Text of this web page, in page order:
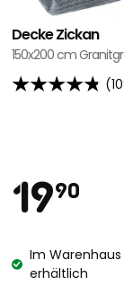
Decke Zickan
150x200 cm
4.8
basierend
auf
Bewertungen
Preis
1990
€
Lagerbestand:
Im
erhältlich